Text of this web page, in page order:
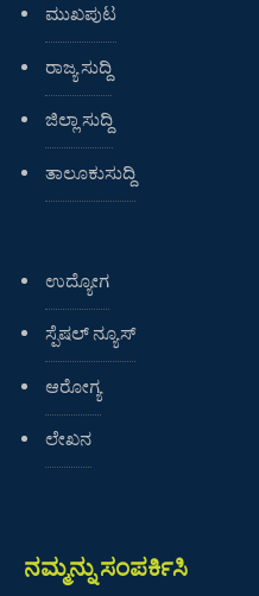
ಮುಖಪುಟ
ರಾಜ್ಯ ಸುದ್ದಿ
ಜಿಲ್ಲಾ ಸುದ್ದಿ
ತಾಲೂಕುಸುದ್ದಿ
ಉದ್ಯೋಗ
ಸ್ಪೆಷಲ್ ನ್ಯೂಸ್
ಆರೋಗ್ಯ
ಲೇಖನ
ನಮ್ಮನ್ನು ಸಂಪರ್ಕಿಸಿ